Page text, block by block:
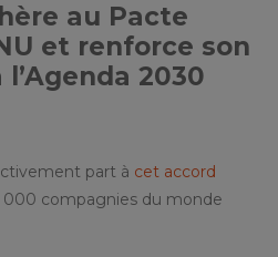
au Pacte
et renforce son
2030
part à cet accord
000 compagnies du monde